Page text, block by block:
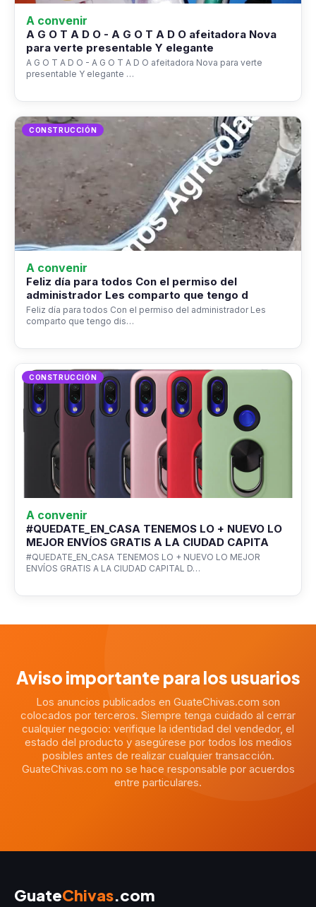
A convenir
A G O T A D O - A G O T A D O afeitadora Nova
para verte presentable Y elegante
A G O T A D O - A G O T A D O afeitadora Nova para verte
presentable Y elegante …
CONSTRUCCIÓN
A convenir
Feliz día para todos Con el permiso del
administrador Les comparto que tengo d
Feliz día para todos Con el permiso del administrador Les
comparto que tengo dis…
CONSTRUCCIÓN
A convenir
#QUEDATE_EN_CASA TENEMOS LO + NUEVO LO
MEJOR ENVÍOS GRATIS A LA CIUDAD CAPITA
#QUEDATE_EN_CASA TENEMOS LO + NUEVO LO MEJOR
ENVÍOS GRATIS A LA CIUDAD CAPITAL D…
Aviso importante para los usuarios
Los anuncios publicados en GuateChivas.com son
colocados por terceros. Siempre tenga cuidado al cerrar
cualquier negocio: verifique la identidad del vendedor, el
estado del producto y asegúrese por todos los medios
posibles antes de realizar cualquier transacción.
GuateChivas.com no se hace responsable por acuerdos
entre particulares.
GuateChivas.com